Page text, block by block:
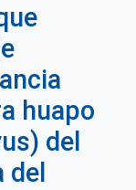
huapo
del
del